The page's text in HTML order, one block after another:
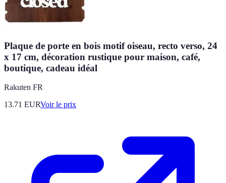
Plaque de porte en bois motif oiseau, recto verso, 24
x 17 cm, décoration rustique pour maison, café,
boutique, cadeau idéal
Rakuten FR
13.71 EURVoir le prix